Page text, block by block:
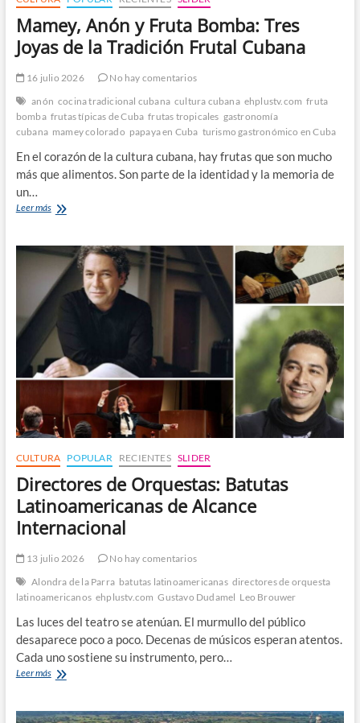
Mamey, Anón y Fruta Bomba: Tres
Joyas de la Tradición Frutal Cubana
16 julio 2026
No hay comentarios
anón cocina tradicional cubana cultura cubana ehplustv.com fruta
bomba frutas típicas de Cuba frutas tropicales gastronomía
cubana mamey colorado papaya en Cuba turismo gastronómico en Cuba
En el corazón de la cultura cubana, hay frutas que son mucho
más que alimentos. Son parte de la identidad y la memoria de
un…
Leer másMamey,
Bomba:
Tres
Joyas
la
Tradición
Frutal
Cubana
CULTURA POPULAR RECIENTES SLIDER
Directores de Orquestas: Batutas
Latinoamericanas de Alcance
Internacional
13 julio 2026
No hay comentarios
Alondra de la Parra batutas latinoamericanas directores de orquesta
latinoamericanos ehplustv.com Gustavo Dudamel Leo Brouwer
Las luces del teatro se atenúan. El murmullo del público
desaparece poco a poco. Decenas de músicos esperan atentos.
Cada uno sostiene su instrumento, pero…
Leer másDirectores
Batutas